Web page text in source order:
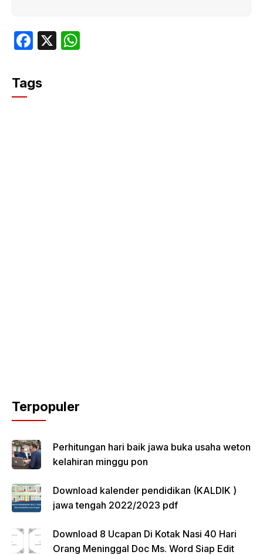
F
c
e
X
Tags
Terpopuler
Perhitungan hari baik jawa buka usaha weton
kelahiran minggu pon
Download kalender pendidikan (KALDIK )
jawa tengah 2022/2023 pdf
Download 8 Ucapan Di Kotak Nasi 40 Hari
Orang Meninggal Doc Ms. Word Siap Edit